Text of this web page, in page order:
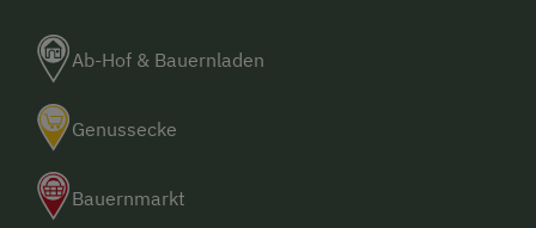
Ab-Hof & Bauernladen
Genussecke
Bauernmarkt